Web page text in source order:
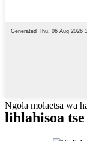
Ngola molaetsa wa
lihlahisoa